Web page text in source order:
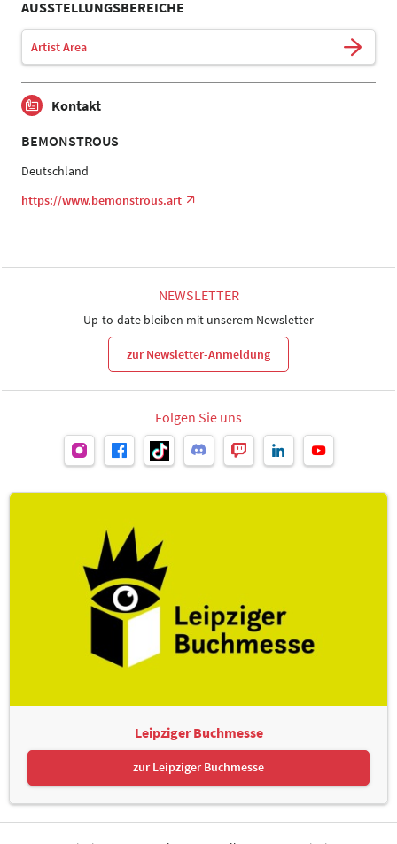
AUSSTELLUNGSBEREICHE
Artist Area
Kontakt
BEMONSTROUS
Deutschland
https://www.bemonstrous.art
NEWSLETTER
Up-to-date bleiben mit unserem Newsletter
zur Newsletter-Anmeldung
Folgen Sie uns
Leipziger Buchmesse
zur Leipziger Buchmesse